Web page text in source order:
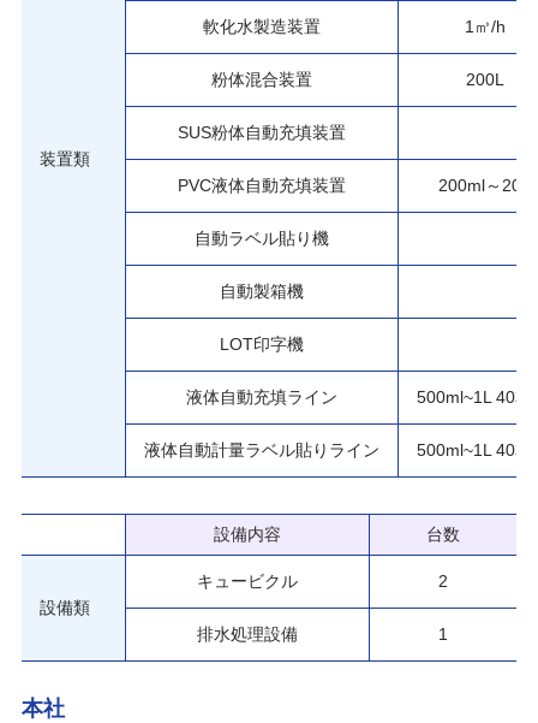
装置類
軟化水製造装置 1㎥/h
粉体混合装置 200L
SUS粉体自動充填装置
PVC液体自動充填装置 200ml～20L
自動ラベル貼り機
自動製箱機
LOT印字機
液体自動充填ライン 500ml~1L 40本
液体自動計量ラベル貼りライン 500ml~1L 40本
設備内容 台数
設備類
キュービクル 2
排水処理設備 1
本社